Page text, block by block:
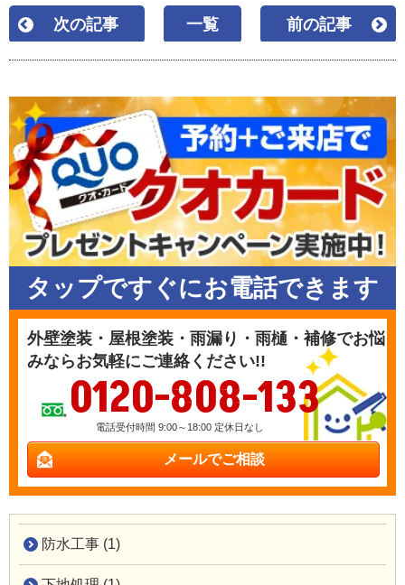
次の記事 一覧 前の記事
タップですぐにお電話できます
外壁塗装・屋根塗装・雨漏り・雨樋・補修でお悩
みならお気軽にご連絡ください!!
0120-808-133
電話受付時間 9:00～18:00 定休日なし
メールでご相談
防水工事 (1)